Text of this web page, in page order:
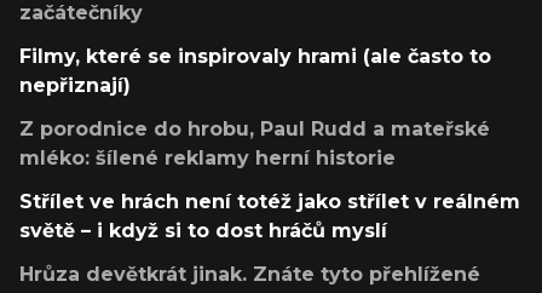
začátečníky
Filmy, které se inspirovaly hrami (ale často to
nepřiznají)
Z porodnice do hrobu, Paul Rudd a mateřské
mléko: šílené reklamy herní historie
Střílet ve hrách není totéž jako střílet v reálném
světě – i když si to dost hráčů myslí
Hrůza devětkrát jinak. Znáte tyto přehlížené